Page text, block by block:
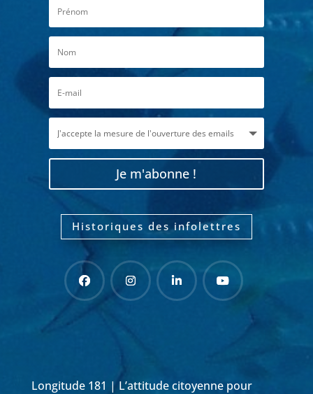
Je m'abonne !
Historiques des infolettres
Longitude 181 | L’attitude citoyenne pour